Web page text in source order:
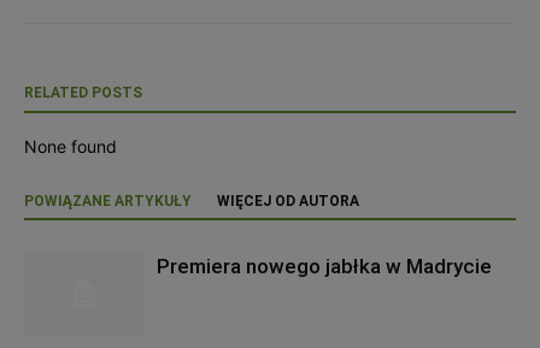
RELATED POSTS
None found
POWIĄZANE ARTYKUŁY WIĘCEJ OD AUTORA
Premiera nowego jabłka w Madrycie